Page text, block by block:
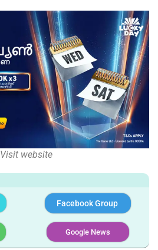
Visit website
Facebook Group
Google News